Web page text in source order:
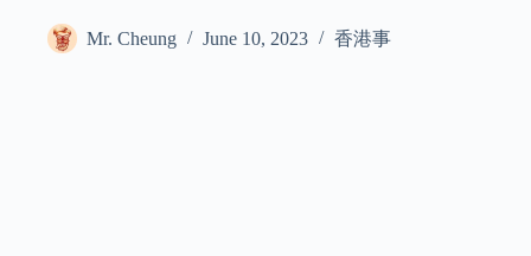
Mr. Cheung June 10, 2023 香港事